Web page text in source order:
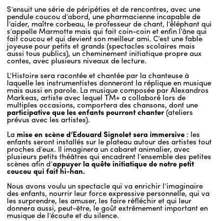
S’ensuit une série de péripéties et de rencontres, avec une
pendule coucou d’abord, une pharmacienne incapable de
l’aider, maître corbeau, le professeur de chant, l’éléphant qui
s’appelle Marmotte mais qui fait coin-coin et enfin l’âne qui
fait coucou et qui devient son meilleur ami. C’est une fable
joyeuse pour petits et grands (spectacles scolaires mais
aussi tous publics), un cheminement initiatique propre aux
contes, avec plusieurs niveaux de lecture.
L’Histoire sera racontée et chantée par la chanteuse à
laquelle les instrumentistes donneront la réplique en musique
mais aussi en parole. La musique composée par Alexandros
Markeas, artiste avec lequel TM+ a collaboré lors de
multiples occasions, comportera des chansons, dont une
participative que les enfants pourront chanter(ateliers
prévus avec les artistes).
La mise en scène d’Edouard Signolet sera immersive : les
enfants seront installés sur le plateau autour des artistes tout
proches d’eux. Il imaginera un cabaret animalier, avec
plusieurs petits théâtres qui encadrent l’ensemble des petites
scènes afin d’appuyer la quête initiatique de notre petit
coucou qui fait hi-han.
Nous avons voulu un spectacle qui va enrichir l’imaginaire
des enfants, nourrir leur force expressive personnelle, qui va
les surprendre, les amuser, les faire réfléchir et qui leur
donnera aussi, peut-être, le goût extrêmement important en
musique de l’écoute et du silence.